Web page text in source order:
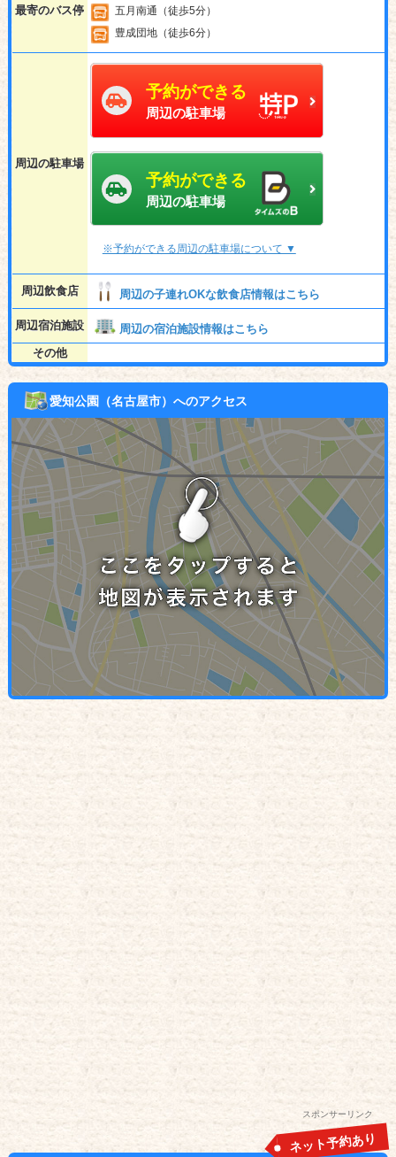
最寄のバス停
五月南通（徒歩5分）
豊成団地（徒歩6分）
周辺の駐車場
予約ができる
周辺の駐車場
予約ができる
周辺の駐車場
※予約ができる周辺の駐車場について ▼
周辺飲食店 周辺の子連れOKな飲食店情報はこちら
周辺宿泊施設
周辺の宿泊施設情報はこちら
その他
愛知公園（名古屋市）へのアクセス
スポンサーリンク
ネット予約あり